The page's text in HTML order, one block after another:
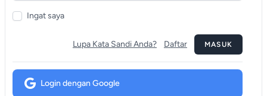
Ingat saya
Lupa Kata Sandi Anda? Daftar MASUK
Login dengan Google